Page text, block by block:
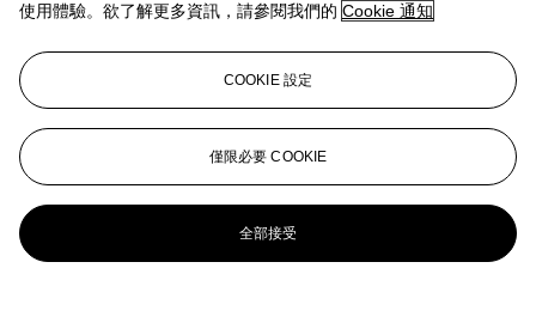
使用體驗。欲了解更多資訊，請參閱我們的 Cookie 通知
COOKIE 設定
僅限必要 COOKIE
全部接受